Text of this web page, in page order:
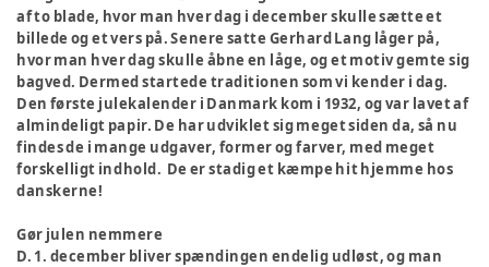
af to blade, hvor man hver dag i december skulle sætte et
billede og et vers på. Senere satte Gerhard Lang låger på,
hvor man hver dag skulle åbne en låge, og et motiv gemte sig
bagved. Dermed startede traditionen som vi kender i dag.
Den første julekalender i Danmark kom i 1932, og var lavet af
almindeligt papir. De har udviklet sig meget siden da, så nu
findes de i mange udgaver, former og farver, med meget
forskelligt indhold. De er stadig et kæmpe hit hjemme hos
danskerne!
Gør julen nemmere
D. 1. december bliver spændingen endelig udløst, og man